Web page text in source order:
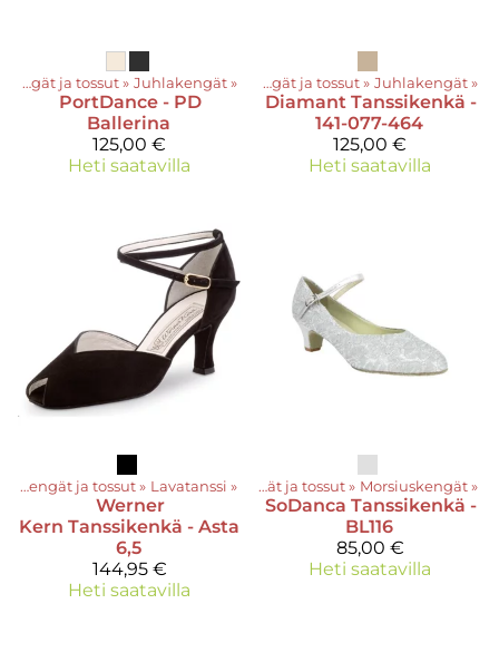
Kengät ja tossut ‪» Juhlakengät ‪»
PortDance - PD
Ballerina
125,00 €
Heti saatavilla
Tuotteet ‪» Kengät ja tossut ‪» Juhlakengät ‪»
Diamant Tanssikenkä -
141-077-464
125,00 €
Heti saatavilla
Kengät ja tossut ‪» Lavatanssi ‪»
Werner
Kern Tanssikenkä - Asta
6,5
144,95 €
Heti saatavilla
Tuotteet‪» Kengät ja tossut ‪» Morsiuskengät ‪»
SoDanca Tanssikenkä -
BL116
85,00 €
Heti saatavilla